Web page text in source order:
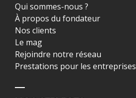
Qui sommes-nous ?
À propos du fondateur
Nos clients
Le mag
Rejoindre notre réseau
Prestations pour les entreprises